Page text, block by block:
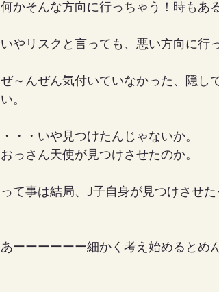
何かそんな方向に行っちゃう！時もあ
いやリスクと言っても、悪い方向に行
ぜ～んぜん気付いていなかった、隠し
い。
・・・いや見つけたんじゃないか。
おっさん天使が見つけさせたのか。
って事は結局、J子自身が見つけさせた
あーーーーーー細かく考え始めるとめ